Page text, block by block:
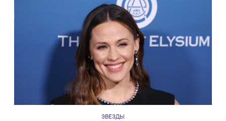
ЗВЕЗДЫ